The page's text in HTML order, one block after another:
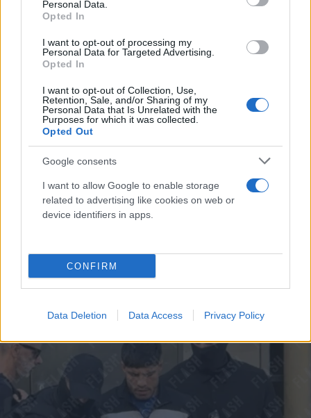
Personal Data.
Opted In
I want to opt-out of processing my
Personal Data for Targeted Advertising.
Opted In
I want to opt-out of Collection, Use,
Retention, Sale, and/or Sharing of my
Personal Data that Is Unrelated with the
Purposes for which it was collected.
Opted Out
Google consents
I want to allow Google to enable storage
related to advertising like cookies on web or
device identifiers in apps.
CONFIRM
Data Deletion Data Access Privacy Policy
Μυστράς: Οικονομολόγος και δεινός
σκοπευτής ο ξενοδόχος που είχε σε
καταψύκτη τη σορό του πατέρα του